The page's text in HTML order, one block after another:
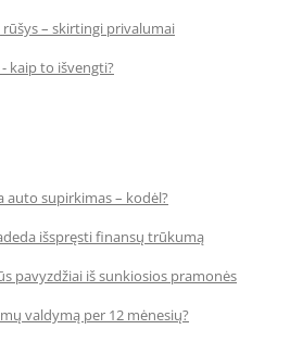
– skirtingi privalumai
kaip to išvengti?
auto supirkimas – kodėl?
išspręsti finansų trūkumą
pavyzdžiai iš sunkiosios pramonės
valdymą per 12 mėnesių?